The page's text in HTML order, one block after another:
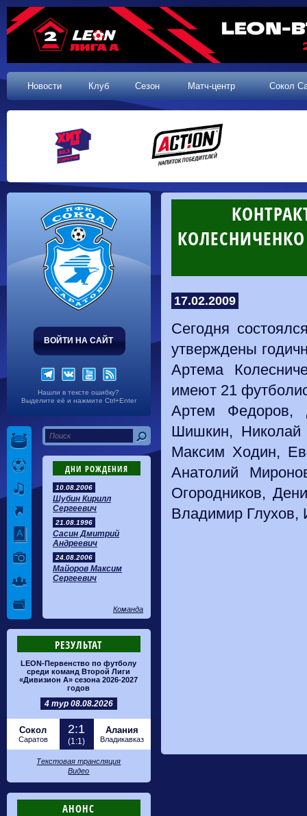
Новости Клуб Сезон Матч-центр Сокол
ВОЙТИ НА САЙТ
Нашли в тексте ошибку?
Выделите её и нажмите Ctrl+Enter
ДНИ РОЖДЕНИЯ
10.08.2006
Шубин Кирилл
Сергеевич
21.08.1996
Сасин Дмитрий
Андреевич
24.08.2006
Майоров Максим
Сергеевич
Команда
РЕЗУЛЬТАТ
LEON-Первенство по футболу
среди команд Второй Лиги
«Дивизион А» сезона 2026-2027
годов
4 тур 08.08.2026
Сокол
Саратов
2:1
(1:1)
Алания
Владикавказ
Текстовая трансляция
Видео
АНОНС
17.02.2009
Сегодня
утверждены
Артема
имеют 21
Артем Федоров,
Шишкин, Николай
Максим Ходин,
Анатолий
Огородников,
Владимир